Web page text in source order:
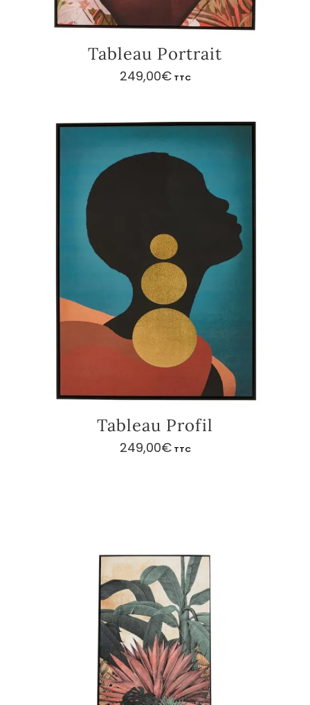
Tableau Portrait
249,00€ TTC
Tableau Profil
249,00€ TTC